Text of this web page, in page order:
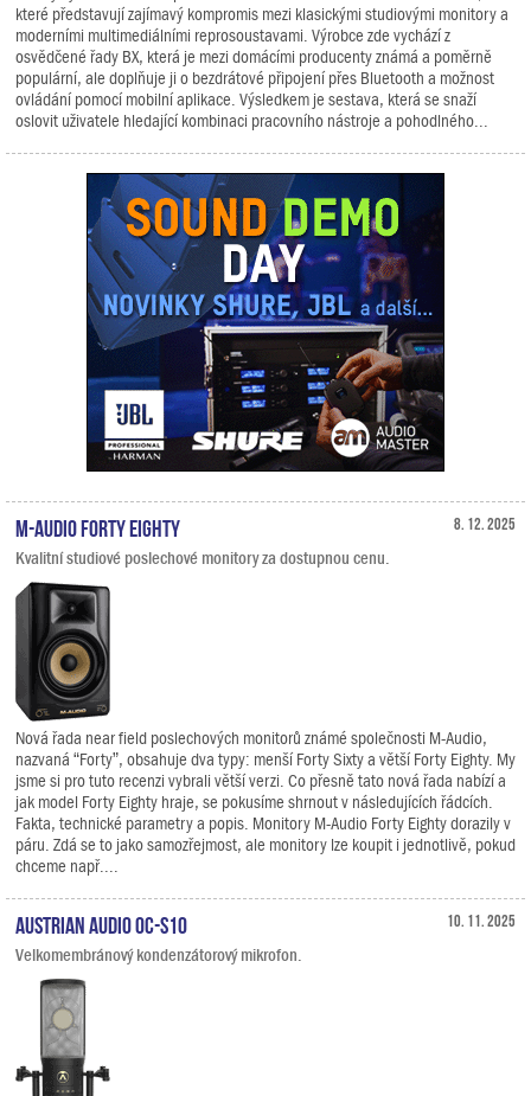
které představují zajímavý kompromis mezi klasickými studiovými monitory a
moderními multimediálními reprosoustavami. Výrobce zde vychází z
osvědčené řady BX, která je mezi domácími producenty známá a poměrně
populární, ale doplňuje ji o bezdrátové připojení přes Bluetooth a možnost
ovládání pomocí mobilní aplikace. Výsledkem je sestava, která se snaží
oslovit uživatele hledající kombinaci pracovního nástroje a pohodlného...
8. 12. 2025
M-Audio Forty Eighty
Kvalitní studiové poslechové monitory za dostupnou cenu.
Nová řada near field poslechových monitorů známé společnosti M-Audio,
nazvaná “Forty”, obsahuje dva typy: menší Forty Sixty a větší Forty Eighty. My
jsme si pro tuto recenzi vybrali větší verzi. Co přesně tato nová řada nabízí a
jak model Forty Eighty hraje, se pokusíme shrnout v následujících řádcích.
Fakta, technické parametry a popis. Monitory M-Audio Forty Eighty dorazily v
páru. Zdá se to jako samozřejmost, ale monitory lze koupit i jednotlivě, pokud
chceme např....
10. 11. 2025
Austrian Audio OC-S10
Velkomembránový kondenzátorový mikrofon.